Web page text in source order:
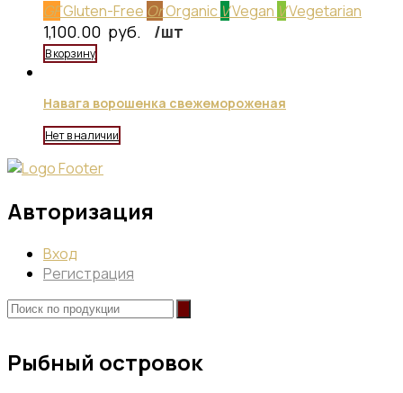
GFGluten-Free OrOrganic VVegan VVegetarian
1,100.00 руб. /шт
В корзину
Навага ворошенка свежемороженая
Нет в наличии
Авторизация
Вход
Регистрация
Рыбный островок